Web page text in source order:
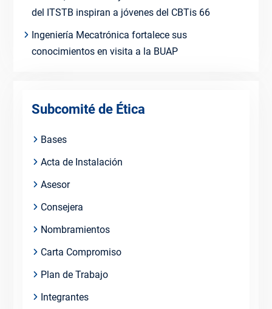
del ITSTB inspiran a jóvenes del CBTis 66
Ingeniería Mecatrónica fortalece sus
conocimientos en visita a la BUAP
Subcomité de Ética
Bases
Acta de Instalación
Asesor
Consejera
Nombramientos
Carta Compromiso
Plan de Trabajo
Integrantes